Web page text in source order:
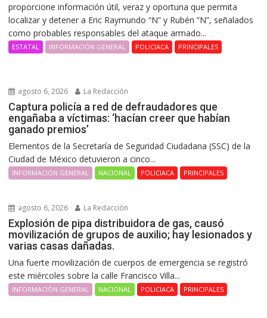
proporcione información útil, veraz y oportuna que permita
localizar y detener a Eric Raymundo “N” y Rubén “N”, señalados
como probables responsables del ataque armado...
ESTATAL INFORMACIÓN GENERAL POLICIACA PRINCIPALES
agosto 6, 2026 La Redacción
Captura policía a red de defraudadores que
engañaba a víctimas: ‘hacían creer que habían
ganado premios’
Elementos de la Secretaría de Seguridad Ciudadana (SSC) de la
Ciudad de México detuvieron a cinco...
INFORMACIÓN GENERAL NACIONAL POLICIACA PRINCIPALES
agosto 6, 2026 La Redacción
Explosión de pipa distribuidora de gas, causó
movilización de grupos de auxilio; hay lesionados y
varias casas dañadas.
Una fuerte movilización de cuerpos de emergencia se registró
este miércoles sobre la calle Francisco Villa...
INFORMACIÓN GENERAL NACIONAL POLICIACA PRINCIPALES